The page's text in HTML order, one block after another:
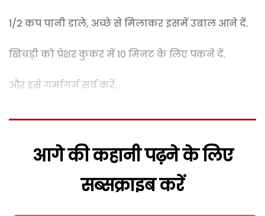
1/2 कप पानी डाले, अच्छे से मिलाकर इसमें उबाल आने दें.
खिचड़ी को प्रेशर कुकर में 10 मिनट के लिए पकने दें.
और इसे गर्मागर्म सर्व करें.
आगे की कहानी पढ़ने के लिए
सब्सक्राइब करें